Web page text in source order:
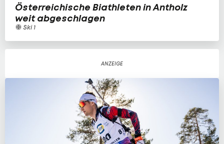
Österreichische Biathleten in Antholz
weit abgeschlagen
Ski 1